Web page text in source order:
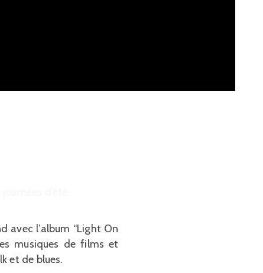
avec l’album “Light On
musiques de films et
et de blues.